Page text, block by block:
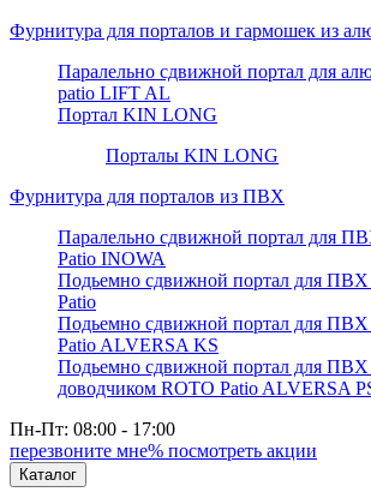
Фурнитура для порталов и гармошек из
Паралельно сдвижной портал для
patio LIFT AL
Портал KIN LONG
Порталы KIN LONG
Фурнитура для порталов из ПВХ
Паралельно сдвижной портал для
Patio INOWA
Подьемно сдвижной портал для
Patio
Подьемно сдвижной портал для
Patio ALVERSA KS
Подьемно сдвижной портал для ПВХ
доводчиком ROTO Patio ALVERSA
Пн-Пт: 08:00 - 17:00
перезвоните мне% посмотреть акции
Каталог